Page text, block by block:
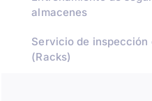
almacenes
Servicio de inspección
(Racks)